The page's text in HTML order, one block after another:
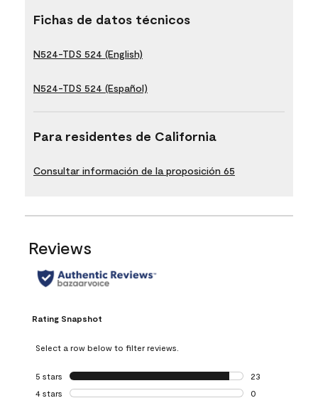
Fichas de datos técnicos
N524-TDS 524 (English)
N524-TDS 524 (Español)
Para residentes de California
Consultar información de la proposición 65
Reviews
Rating Snapshot
Select a row below to filter reviews.
5 stars stars
23
23 reviews with
4 stars stars
0